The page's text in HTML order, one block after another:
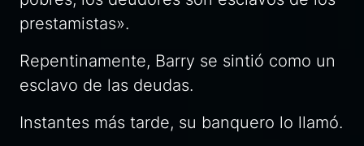
prestamistas».
Repentinamente, Barry se sintió como un
esclavo de las deudas.
Instantes más tarde, su banquero lo llamó.